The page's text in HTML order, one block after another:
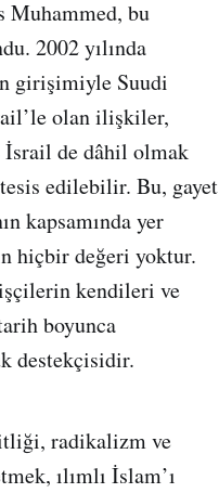
Muhammed, bu
2002 yılında
girişimiyle Suudi
olan ilişkiler,
İsrail de dâhil olmak
edilebilir. Bu, gayet
kapsamında yer
hiçbir değeri yoktur.
kendileri ve
boyunca
destekçisidir.
radikalizm ve
ılımlı İslam’ı